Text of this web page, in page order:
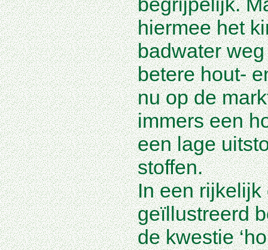
hiermee het
badwater
betere hout-
nu op de
immers een
een lage
stoffen.
In een rijkelijk
geïllustreerd
de kwestie